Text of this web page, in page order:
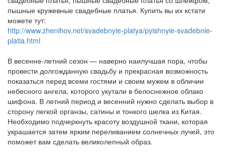
пышные кружевные свадебные платья. Купить вы их кстати
можете тут:
http://www.zhenihov.net/svadebnyie-platya/pyishnyie-svadebnie-
platia.html
В весенне-летний сезон — наверно наилучшая пора, чтобы
провести долгожданную свадьбу и прекрасная возможность
показаться перед всеми гостями и своим мужем в обличии
небесного ангела, которого укутали в белоснежное облако
шифона. В летний период и весенний нужно сделать выбор в
сторону легкой органзы, сатины и тонкого шелка из Китая.
Необходимо подчеркнуть красоту воздушной ткани, которая
украшается затем ярким переливанием солнечных лучей, это
поможет вам сделать великолепный образ.